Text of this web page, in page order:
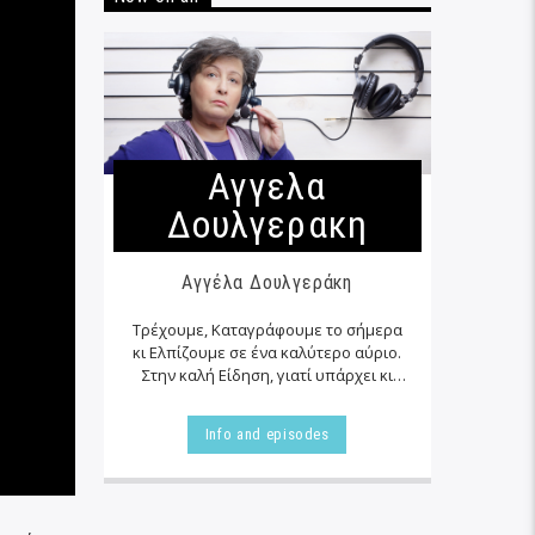
Αγγελα
Δουλγερακη
Αγγέλα Δουλγεράκη
Τρέχουμε, Καταγράφουμε το σήμερα
κι Ελπίζουμε σε ένα καλύτερο αύριο.
Στην καλή Είδηση, γιατί υπάρχει κι
καθημερινότητας μας, τις
περισσότερες φορές…
Info and episodes